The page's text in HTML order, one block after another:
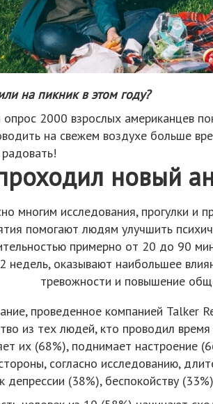
на пикник в этом году?
2000 взрослых американцев
на свежем воздухе больше
новый
многим исследования, прогулки и
помогают людям улучшить
примерно от 20 до 90
недель, оказывают наибольшее
тревожности и повышение
проведенное компанией Talker
из тех людей, кто проводил
их (68%), поднимает настроение
согласно исследованию,
депрессии (38%), беспокойству